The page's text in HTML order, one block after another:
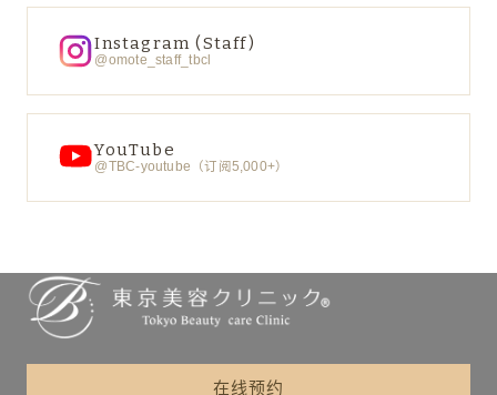
Instagram (Staff)
@omote_staff_tbcl
YouTube
@TBC-youtube（订阅5,000+）
在线预约